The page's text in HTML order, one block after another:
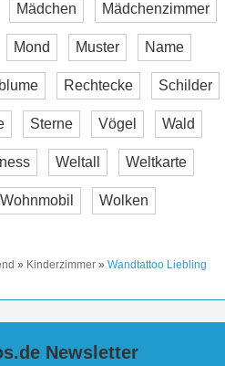
Mädchen Mädchenzimmer
Mond Muster Name
Rechtecke Schilder
Sterne Vögel Wald
Weltall Weltkarte
Wohnmobil Wolken
» Kinderzimmer » Wandtattoo Liebling
Newsletter